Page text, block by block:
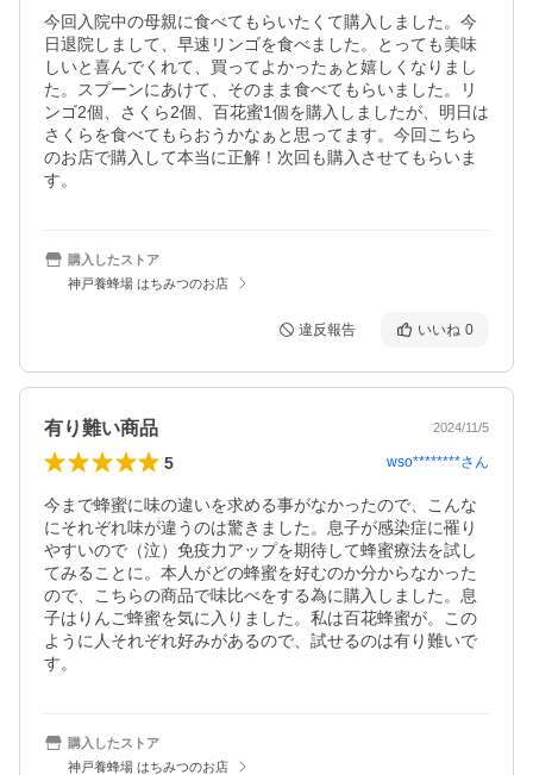
今回入院中の母親に食べてもらいたくて購入しました。今
日退院しまして、早速リンゴを食べました。とっても美味
しいと喜んでくれて、買ってよかったぁと嬉しくなりまし
た。スプーンにあけて、そのまま食べてもらいました。リ
ンゴ2個、さくら2個、百花蜜1個を購入しましたが、明日は
さくらを食べてもらおうかなぁと思ってます。今回こちら
のお店で購入して本当に正解！次回も購入させてもらいま
す。
購入したストア
神戸養蜂場 はちみつのお店
違反報告 いいね 0
有り難い商品 2024/11/5
5 wso********さん
今まで蜂蜜に味の違いを求める事がなかったので、こんな
にそれぞれ味が違うのは驚きました。息子が感染症に罹り
やすいので（泣）免疫力アップを期待して蜂蜜療法を試し
てみることに。本人がどの蜂蜜を好むのか分からなかった
ので、こちらの商品で味比べをする為に購入しました。息
子はりんご蜂蜜を気に入りました。私は百花蜂蜜が。この
ように人それぞれ好みがあるので、試せるのは有り難いで
す。
購入したストア
神戸養蜂場 はちみつのお店